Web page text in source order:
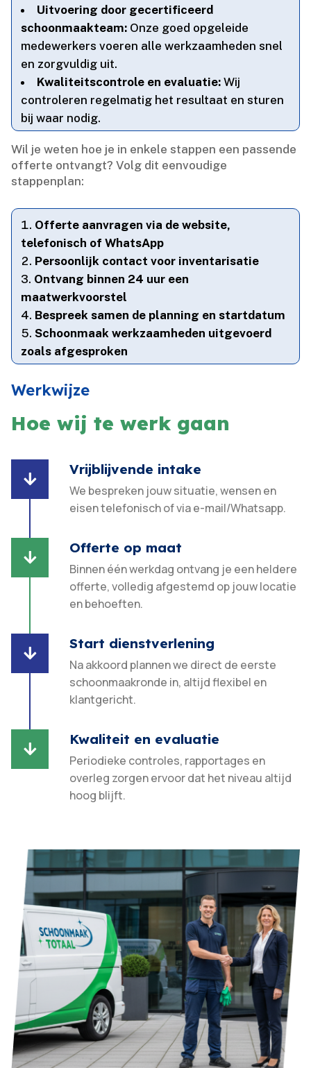
Uitvoering door gecertificeerd
schoonmaakteam: Onze goed opgeleide
medewerkers voeren alle werkzaamheden snel
en zorgvuldig uit.​
Kwaliteitscontrole en evaluatie: Wij
controleren regelmatig het resultaat en sturen
bij waar nodig.​
Wil je weten hoe je in enkele stappen een passende
offerte ontvangt? Volg dit eenvoudige
stappenplan:
Offerte aanvragen via de website,
telefonisch of WhatsApp
Persoonlijk contact voor inventarisatie
Ontvang binnen 24 uur een
maatwerkvoorstel
Bespreek samen de planning en startdatum
Schoonmaak werkzaamheden uitgevoerd
zoals afgesproken
Werkwijze
Hoe wij te werk gaan

Vrijblijvende intake
We bespreken jouw situatie, wensen en
eisen telefonisch of via e-mail/Whatsapp.

Offerte op maat
Binnen één werkdag ontvang je een heldere
offerte, volledig afgestemd op jouw locatie
en behoeften.​

Start dienstverlening
Na akkoord plannen we direct de eerste
schoonmaakronde in, altijd flexibel en
klantgericht.​

Kwaliteit en evaluatie
Periodieke controles, rapportages en
overleg zorgen ervoor dat het niveau altijd
hoog blijft.​